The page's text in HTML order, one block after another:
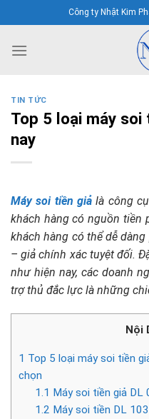
to
content
Công ty Nhật Kim
TIN TỨC
Top 5 loại máy soi
nay
Máy soi tiền giả là công
khách hàng có nguồn tiền
khách hàng có thể dễ
– giả chính xác tuyệt đối.
như hiện nay, các doanh
trợ thủ đắc lực là những
Nội
1 Top 5 loại máy soi tiền
chọn
1.1 Máy soi tiền giả DL
1.2 Máy soi tiền DL